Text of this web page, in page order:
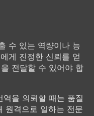
수 있는 역량이나 능
게 진정한 신뢰를 얻
전달할 수 있어야 합
을 의뢰할 때는 품질
원격으로 일하는 전문